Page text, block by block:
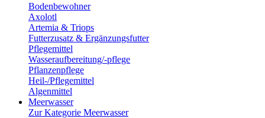
Bodenbewohner
Axolotl
Artemia & Triops
Futterzusatz & Ergänzungsfutter
Pflegemittel
Wasseraufbereitung/-pflege
Pflanzenpflege
Heil-/Pflegemittel
Algenmittel
Meerwasser
Zur Kategorie Meerwasser